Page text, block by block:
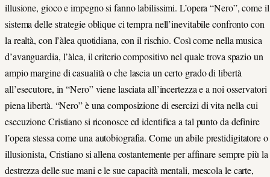
illusione, gioco e impegno si fanno labilissimi. L’opera “Nero”, come il
sistema delle strategie oblique ci tempra nell’inevitabile confronto con
la realtà, con l’àlea quotidiana, con il rischio. Così come nella musica
d’avanguardia, l’àlea, il criterio compositivo nel quale trova spazio un
ampio margine di casualità o che lascia un certo grado di libertà
all’esecutore, in “Nero” viene lasciata all’incertezza e a noi osservatori
piena libertà. “Nero” è una composizione di esercizi di vita nella cui
esecuzione Cristiano si riconosce ed identifica a tal punto da definire
l’opera stessa come una autobiografia. Come un abile prestidigitatore o
illusionista, Cristiano si allena costantemente per affinare sempre più la
destrezza delle sue mani e le sue capacità mentali, mescola le carte,